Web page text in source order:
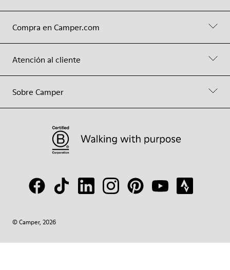
Compra en Camper.com
Atención al cliente
Sobre Camper
© Camper, 2026